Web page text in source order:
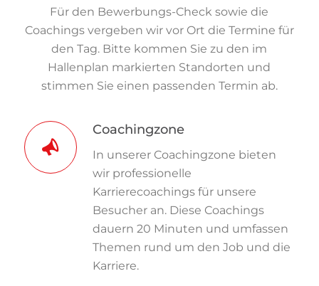
Für den Bewerbungs-Check sowie die
Coachings vergeben wir vor Ort die Termine für
den Tag. Bitte kommen Sie zu den im
Hallenplan markierten Standorten und
stimmen Sie einen passenden Termin ab.
Coachingzone
In unserer Coachingzone bieten
wir professionelle
Karrierecoachings für unsere
Besucher an. Diese Coachings
dauern 20 Minuten und umfassen
Themen rund um den Job und die
Karriere.